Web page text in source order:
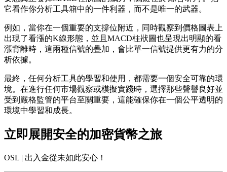
它看作你分析工具箱中的一件利器，而不是唯一的武器。
例如，當你在一個重要的支撐位附近，同時觀察到價格圖表上
出現了看漲的K線形態，並且MACD柱狀圖也呈現出明顯的看
漲背離時，這兩種信號的疊加，會比單一信號提供更有力的分
析依據。
最終，任何分析工具的學習和使用，都需要一個安全可靠的環
境。在進行任何市場觀察或模擬實踐時，選擇那些聲譽良好並
受到嚴格監管的平台至關重要，這能確保你在一個公平透明的
環境中學習和成長。
立即展開安全的加密貨幣之旅
OSL | 出入金從未如此安心！